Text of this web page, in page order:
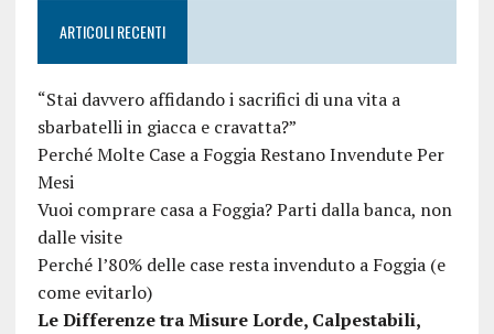
ARTICOLI RECENTI
“Stai davvero affidando i sacrifici di una vita a
sbarbatelli in giacca e cravatta?”
Perché Molte Case a Foggia Restano Invendute Per
Mesi
Vuoi comprare casa a Foggia? Parti dalla banca, non
dalle visite
Perché l’80% delle case resta invenduto a Foggia (e
come evitarlo)
Le Differenze tra Misure Lorde, Calpestabili,